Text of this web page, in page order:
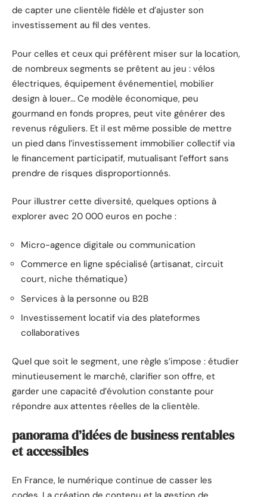
de capter une clientèle fidèle et d’ajuster son
investissement au fil des ventes.
Pour celles et ceux qui préfèrent miser sur la location,
de nombreux segments se prêtent au jeu : vélos
électriques, équipement événementiel, mobilier
design à louer… Ce modèle économique, peu
gourmand en fonds propres, peut vite générer des
revenus réguliers. Et il est même possible de mettre
un pied dans l’investissement immobilier collectif via
le financement participatif, mutualisant l’effort sans
prendre de risques disproportionnés.
Pour illustrer cette diversité, quelques options à
explorer avec 20 000 euros en poche :
Micro-agence digitale ou communication
Commerce en ligne spécialisé (artisanat, circuit
court, niche thématique)
Services à la personne ou B2B
Investissement locatif via des plateformes
collaboratives
Quel que soit le segment, une règle s’impose : étudier
minutieusement le marché, clarifier son offre, et
garder une capacité d’évolution constante pour
répondre aux attentes réelles de la clientèle.
panorama d’idées de business rentables
et accessibles
En France, le numérique continue de casser les